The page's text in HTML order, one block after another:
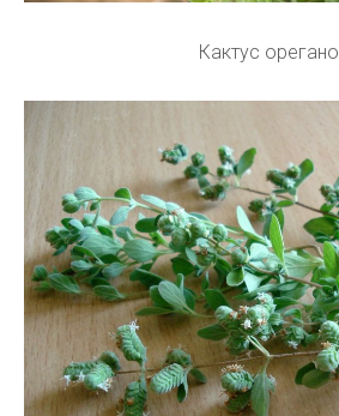
Кактус орегано